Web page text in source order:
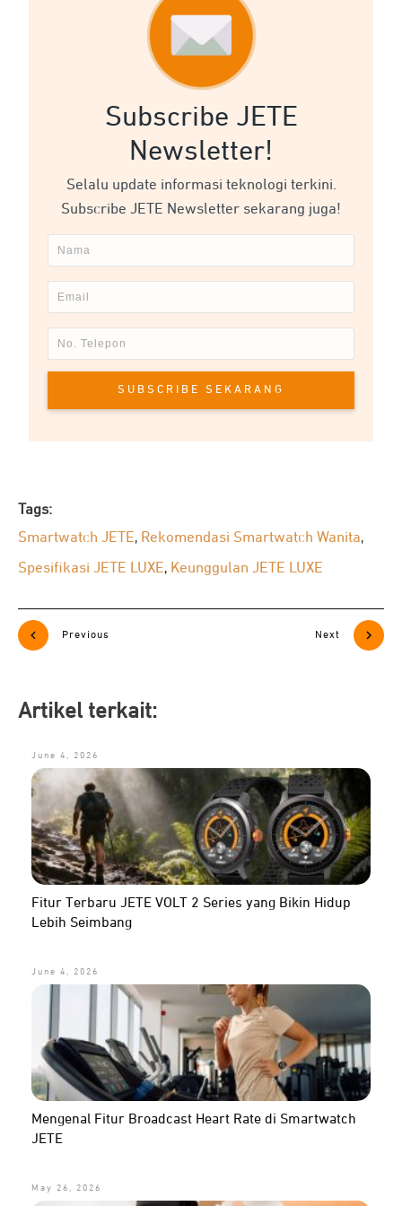
Subscribe JETE
Newsletter!
Selalu update informasi teknologi terkini.
Subscribe JETE Newsletter sekarang juga!
SUBSCRIBE SEKARANG
Tags:
Smartwatch JETE, Rekomendasi Smartwatch Wanita,
Spesifikasi JETE LUXE, Keunggulan JETE LUXE
Previous Next
Artikel terkait:
June 4, 2026
Fitur Terbaru JETE VOLT 2 Series yang Bikin Hidup
Lebih Seimbang
June 4, 2026
Mengenal Fitur Broadcast Heart Rate di Smartwatch
JETE
May 26, 2026